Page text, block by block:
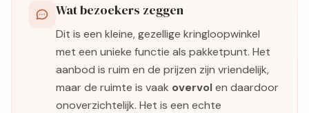
Wat bezoekers zeggen
Dit is een kleine, gezellige kringloopwinkel
met een unieke functie als pakketpunt. Het
aanbod is ruim en de prijzen zijn vriendelijk,
maar de ruimte is vaak overvolen daardoor
onoverzichtelijk. Het is een echte